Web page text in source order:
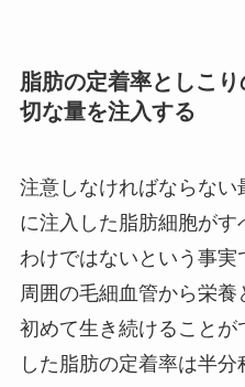
脂肪の定着率としこ
切な量を注入する
注意しなければならない
に注入した脂肪細胞が
わけではないという事
周囲の毛細血管から栄
初めて生き続けることが
した脂肪の定着率は半